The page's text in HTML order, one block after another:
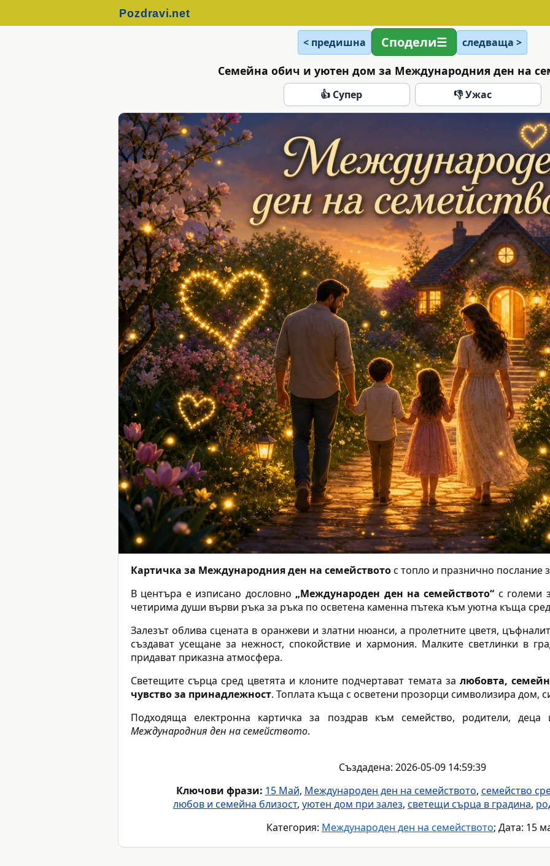
< предишна Сподели следваща >
Семейна обич и уютен дом за Международния ден на
👍 Супер 👎 Ужас
Картичка за Международния ден на семействотос топло и празнично послание
В центъра е изписано дословно „Международен ден на семейството“ с големи
четирима души върви ръка за ръка по осветена каменна пътека към уютна къща
Залезът облива сцената в оранжеви и златни нюанси, а пролетните цветя,
създават усещане за нежност, спокойствие и хармония. Малките светлинки в
придават приказна атмосфера.
Светещите сърца сред цветята и клоните подчертават темата залюбовта,
чувство за принадлежност. Топлата къща с осветени прозорци символизира дом,
Подходяща електронна картичка за поздрав към семейство, родители,
Международния ден на семейството.
Създадена: 2026-05-09 14:59:39
Ключови фрази: 15 Май, Международен ден на семейството, семейство
любов и семейна близост, уютен дом при залез, светещи сърца в градина,
Категория: Международен ден на семейството; Дата: 15